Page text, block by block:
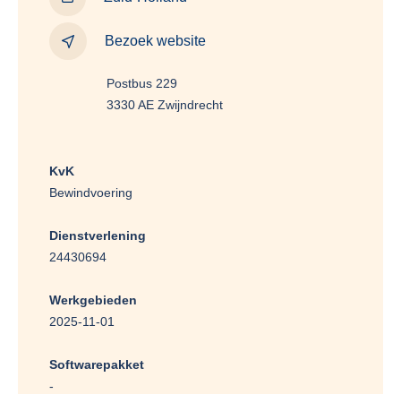
Bezoek website
Postbus 229
3330 AE Zwijndrecht
KvK
Bewindvoering
Dienstverlening
24430694
Werkgebieden
2025-11-01
Softwarepakket
-